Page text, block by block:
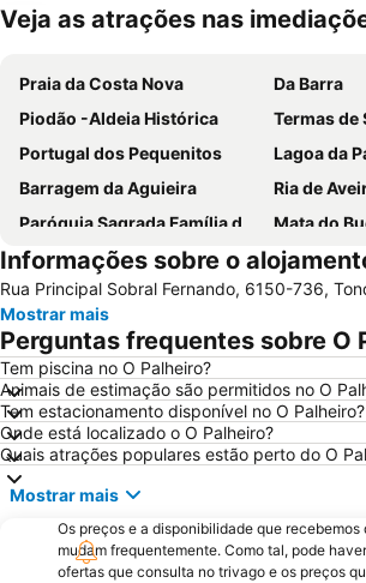
Ampliar mapa
Veja as atrações nas
Praia da Costa Nova
Da Barra
Piodão -Aldeia Histórica
Termas de
Portugal dos Pequenitos
Lagoa da
Barragem da Aguieira
Ria de
Paróquia Sagrada Família da Praia da Barra
Mata do
Montebelo Golfe
Museu
Universidade de Coimbra
Serra do Caramulo
Costa
Baixa de Coimbra
Praia
Dunas de Sao Jacinto
Farol da
Estádio Cidade de Coimbra
Parque Aquático Vaga Splash
Cascata
Praça da República
Piscina de Celas
Aldeia da
Praia Fluvial das Canaveias
Praia
Informações sobre o
Rua Principal Sobral Fernando, 6150-736,
Mostrar mais
Perguntas frequentes sobre O
Tem piscina no O Palheiro?
Animais de estimação são permitidos no O
Tem estacionamento disponível no O Palheiro?
Onde está localizado o O Palheiro?
Quais atrações populares estão perto do O
Mostrar mais
Os preços e a disponibilidade que recebemos
mudam frequentemente. Como tal, pode
ofertas que consulta no trivago e os preços